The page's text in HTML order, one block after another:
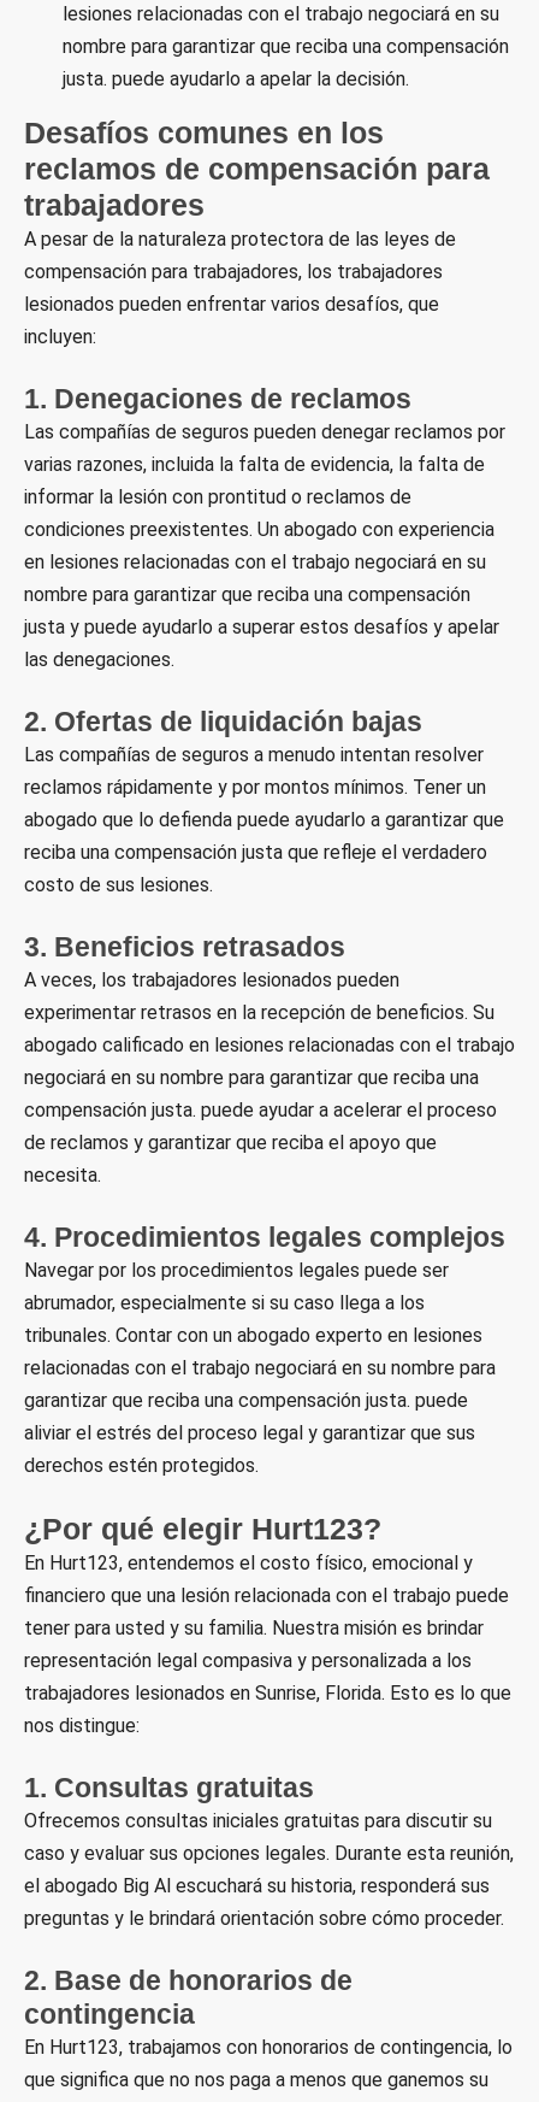
lesiones relacionadas con el trabajo negociará en su
nombre para garantizar que reciba una compensación
justa. puede ayudarlo a apelar la decisión.
Desafíos comunes en los
reclamos de compensación para
trabajadores
A pesar de la naturaleza protectora de las leyes de
compensación para trabajadores, los trabajadores
lesionados pueden enfrentar varios desafíos, que
incluyen:
1. Denegaciones de reclamos
Las compañías de seguros pueden denegar reclamos por
varias razones, incluida la falta de evidencia, la falta de
informar la lesión con prontitud o reclamos de
condiciones preexistentes. Un abogado con experiencia
en lesiones relacionadas con el trabajo negociará en su
nombre para garantizar que reciba una compensación
justa y puede ayudarlo a superar estos desafíos y apelar
las denegaciones.
2. Ofertas de liquidación bajas
Las compañías de seguros a menudo intentan resolver
reclamos rápidamente y por montos mínimos. Tener un
abogado que lo defienda puede ayudarlo a garantizar que
reciba una compensación justa que refleje el verdadero
costo de sus lesiones.
3. Beneficios retrasados
A veces, los trabajadores lesionados pueden
experimentar retrasos en la recepción de beneficios. Su
abogado calificado en lesiones relacionadas con el trabajo
negociará en su nombre para garantizar que reciba una
compensación justa. puede ayudar a acelerar el proceso
de reclamos y garantizar que reciba el apoyo que
necesita.
4. Procedimientos legales complejos
Navegar por los procedimientos legales puede ser
abrumador, especialmente si su caso llega a los
tribunales. Contar con un abogado experto en lesiones
relacionadas con el trabajo negociará en su nombre para
garantizar que reciba una compensación justa. puede
aliviar el estrés del proceso legal y garantizar que sus
derechos estén protegidos.
¿Por qué elegir Hurt123?
En Hurt123, entendemos el costo físico, emocional y
financiero que una lesión relacionada con el trabajo puede
tener para usted y su familia. Nuestra misión es brindar
representación legal compasiva y personalizada a los
trabajadores lesionados en Sunrise, Florida. Esto es lo que
nos distingue:
1. Consultas gratuitas
Ofrecemos consultas iniciales gratuitas para discutir su
caso y evaluar sus opciones legales. Durante esta reunión,
el abogado Big Al escuchará su historia, responderá sus
preguntas y le brindará orientación sobre cómo proceder.
2. Base de honorarios de
contingencia
En Hurt123, trabajamos con honorarios de contingencia, lo
que significa que no nos paga a menos que ganemos su